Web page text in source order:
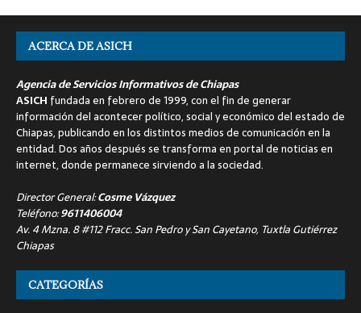
ACERCA DE ASICH
Agencia de Servicios Informativos de Chiapas
ASICH fundada en febrero de 1999, con el fin de generar
información del acontecer político, social y económico del estado de
Chiapas, publicando en los distintos medios de comunicación en la
entidad. Dos años después se transforma en portal de noticias en
internet, donde permanece sirviendo a la sociedad.
Director General:Cosme Vázquez
Teléfono:9611406004
Av. 4 Mzna. 8 #112 Fracc. San Pedro y San Cayetano, Tuxtla Gutiérrez
Chiapas
CATEGORÍAS